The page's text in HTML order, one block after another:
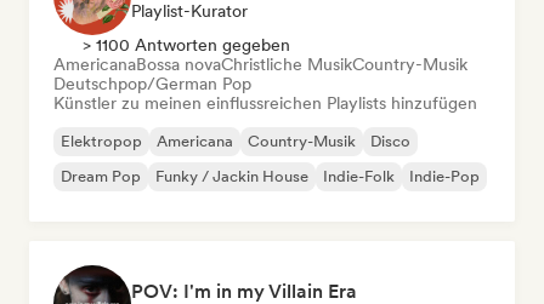
Playlist-Kurator
> 1100 Antworten gegeben
AmericanaBossa novaChristliche MusikCountry-Musik
Deutschpop/German Pop
Künstler zu meinen einflussreichen Playlists hinzufügen
Elektropop Americana Country-Musik
Disco
Dream Pop
Funky / Jackin House Indie-Folk Indie-Pop
POV: I'm in my Villain Era